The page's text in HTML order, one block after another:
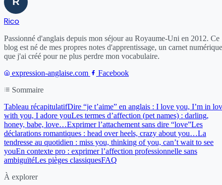
Rico
Passionné d'anglais depuis mon séjour au Royaume-Uni en 2012. Ce
blog est né de mes propres notes d'apprentissage, un carnet numérique
que j'ai créé pour ne plus perdre mon vocabulaire.
expression-anglaise.com
Facebook
Sommaire
Tableau récapitulatifDire “je t’aime” en anglais : I love you, I’m in
with you, I adore youLes termes d’affection (pet names) : darling,
honey, babe, love…Exprimer l’attachement sans dire “love”Les
déclarations romantiques : head over heels, crazy about you…La
tendresse au quotidien : miss you, thinking of you, can’t wait to see
youEn contexte pro : exprimer l’affection professionnelle sans
ambiguïtéLes pièges classiquesFAQ
À explorer